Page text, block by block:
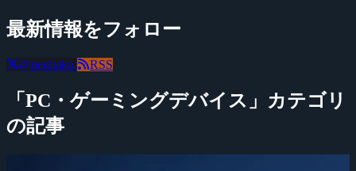
最新情報をフォロー
@negitaku RSS
「PC・ゲーミングデバイス」カテゴリ
の記事